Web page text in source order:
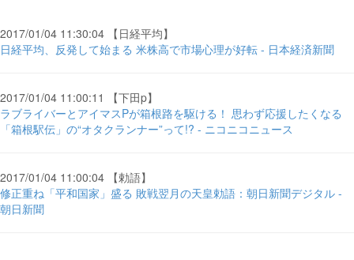
2017/01/04 11:30:04 【日経平均】
日経平均、反発して始まる 米株高で市場心理が好転 - 日本経済新聞
2017/01/04 11:00:11 【下田p】
ラブライバーとアイマスPが箱根路を駆ける！ 思わず応援したくなる
「箱根駅伝」の“オタクランナー”って!? - ニコニコニュース
2017/01/04 11:00:04 【勅語】
修正重ね「平和国家」盛る 敗戦翌月の天皇勅語：朝日新聞デジタル -
朝日新聞